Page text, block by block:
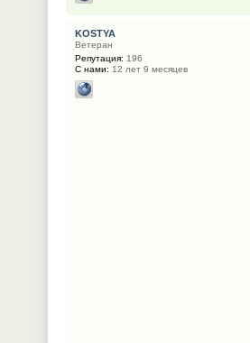
KOSTYA
Ветеран
Репутация: 196
С нами: 12 лет 9 месяцев